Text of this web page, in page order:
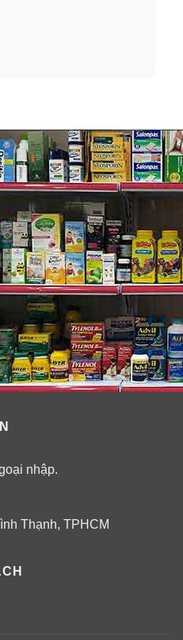
Formula là viên uống
uống giảm stress
B Stress Formula
trong học hành, thi cử,
uống giảm stress
B Stress Formula
nhập.
Thạnh, TPHCM